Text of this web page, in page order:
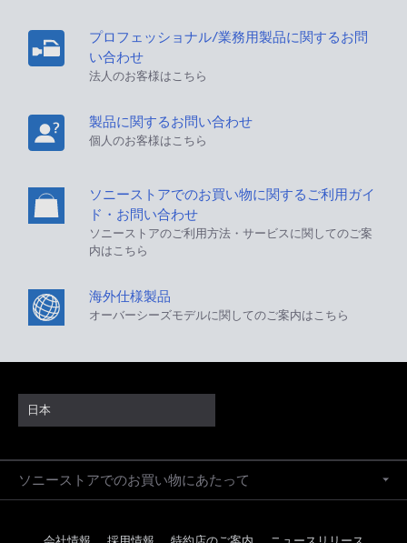
プロフェッショナル/業務用製品に関するお問
い合わせ
法人のお客様はこちら
製品に関するお問い合わせ
個人のお客様はこちら
ソニーストアでのお買い物に関するご利用ガイ
ド・お問い合わせ
ソニーストアのご利用方法・サービスに関してのご案
内はこちら
海外仕様製品
オーバーシーズモデルに関してのご案内はこちら
日本
ソニーストアでのお買い物にあたって